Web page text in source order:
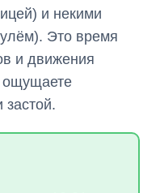
и некими
Это время
и движения
ощущаете
застой.